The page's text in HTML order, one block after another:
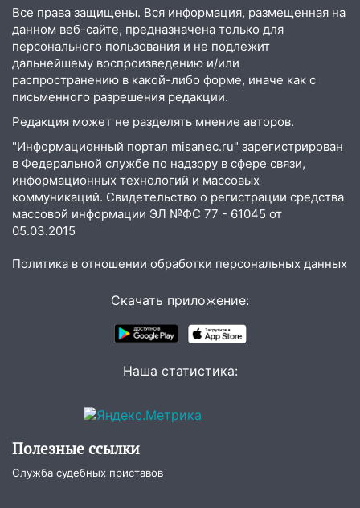
03:30 Гороскоп на 7 августа: пятница
принесет прилив творческой энергии и
отличные шансы исправить старые
ошибки
06.08.2026
Ульяновской области
20:04 Ульяновцев приглашают на забег,
посвящённый Дню воздушного флота
России
19:12 В Ульяновской области
наказали за сокрытие прошлого своего
В Ульяновск едут звезды
баскетбола!
оставил в силе приговор руководству
3,2 млн рублей
Ульяновска успешно выступили на
Чемпионате России
Все права защищены. Вся информация, размещенная на
данном веб-сайте, предназначена только для
персонального пользования и не подлежит
дальнейшему воспроизведению и/или
распространению в какой-либо форме, иначе как с
письменного разрешения редакции.
Редакция может не разделять мнение авторов.
"Информационный портал misanec.ru" зарегистрирован
в Федеральной службе по надзору в сфере связи,
информационных технологий и массовых
коммуникаций. Свидетельство о регистрации средства
массовой информации ЭЛ №ФС 77 - 61045 от
05.03.2015
Политика в отношении обработки персональных данных
Скачать приложение:
Наша статистика:
Полезные ссылки
Служба судебных приставов